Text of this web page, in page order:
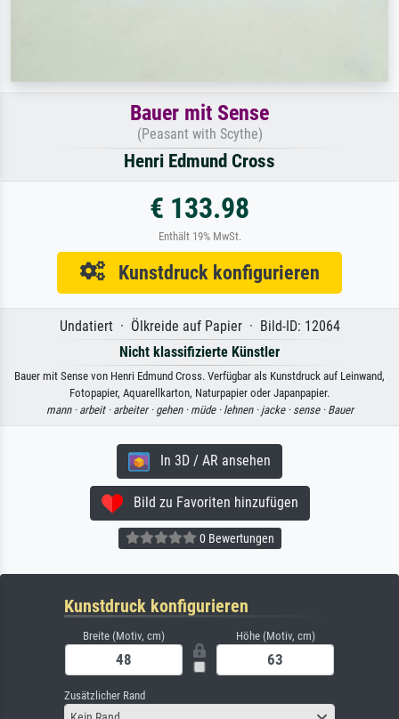
Bauer mit Sense
(Peasant with Scythe)
Henri Edmund Cross
€ 133.98
Enthält 19% MwSt.
Kunstdruck konfigurieren
Undatiert · Ölkreide auf Papier · Bild-ID: 12064
Nicht klassifizierte Künstler
Bauer mit Sense von Henri Edmund Cross. Verfügbar als Kunstdruck auf Leinwand,
Fotopapier, Aquarellkarton, Naturpapier oder Japanpapier.
mann · arbeit · arbeiter · gehen · müde · lehnen · jacke · sense · Bauer
In 3D / AR ansehen
Bild zu Favoriten hinzufügen
0 Bewertungen
Kunstdruck konfigurieren
Breite (Motiv, cm) Höhe (Motiv, cm)
Zusätzlicher Rand